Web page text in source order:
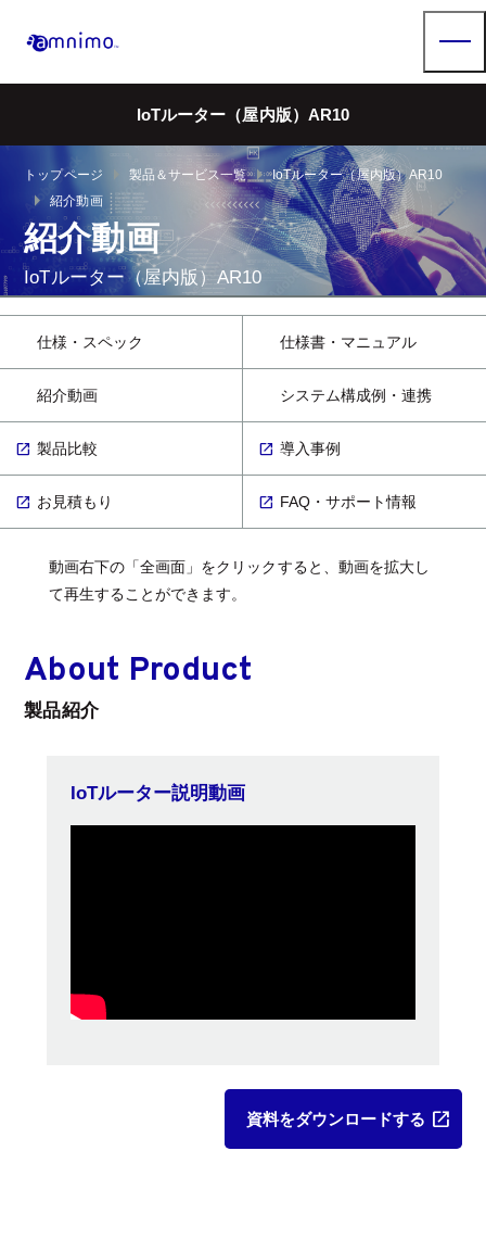
IoTルーター（屋内版）AR10
トップページ arrow_right 製品＆サービス一覧arrow_rightIoTルーター（屋内版）AR10
arrow_right紹介動画
紹介動画
IoTルーター（屋内版）AR10
仕様・スペック 仕様書・マニュアル
紹介動画 システム構成例・連携
製品比較 導入事例
お見積もり FAQ・サポート情報
動画右下の「全画面」をクリックすると、動画を拡大し
て再生することができます。
About Product
製品紹介
IoTルーター説明動画
資料をダウンロードする